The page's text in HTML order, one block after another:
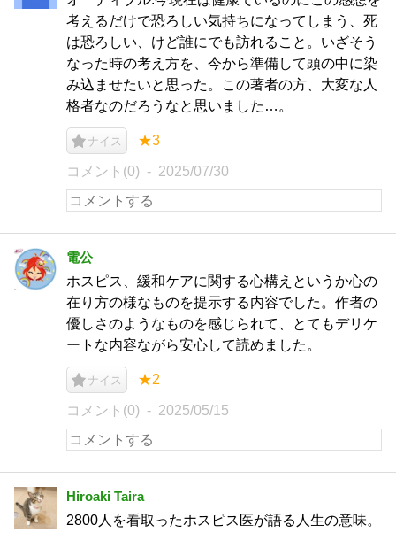
考えるだけで恐ろしい気持ちになってしまう、死
は恐ろしい、けど誰にでも訪れること。いざそう
なった時の考え方を、今から準備して頭の中に染
み込ませたいと思った。この著者の方、大変な人
格者なのだろうなと思いました…。
ナイス ★3
コメント(0) 2025/07/30
電公
ホスピス、緩和ケアに関する心構えというか心の
在り方の様なものを提示する内容でした。作者の
優しさのようなものを感じられて、とてもデリケ
ートな内容ながら安心して読めました。
ナイス ★2
コメント(0) 2025/05/15
Hiroaki Taira
2800人を看取ったホスピス医が語る人生の意味。